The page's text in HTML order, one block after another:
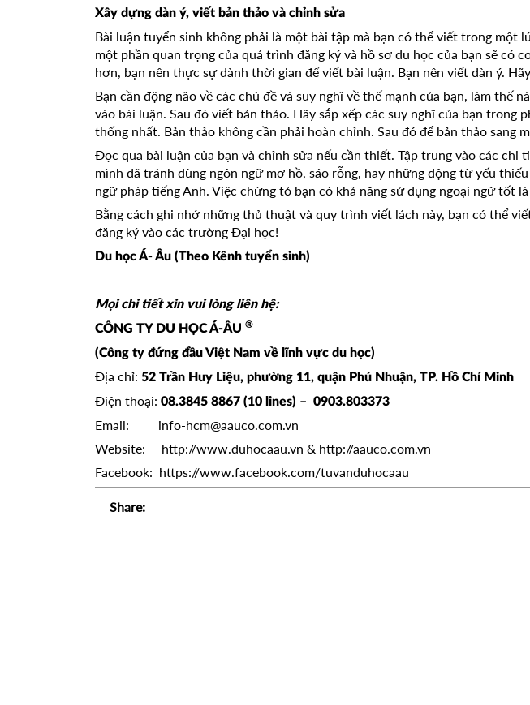
Xây dựng dàn ý, viết bản thảo và chỉnh sửa
Bài luận tuyển sinh không phải là một bài tập mà bạn có thể viết trong một
một phần quan trọng của quá trình đăng ký và hồ sơ du học của bạn sẽ có
hơn, bạn nên thực sự dành thời gian để viết bài luận. Bạn nên viết dàn ý.
Bạn cần động não về các chủ đề và suy nghĩ về thế mạnh của bạn, làm thế
vào bài luận. Sau đó viết bản thảo. Hãy sắp xếp các suy nghĩ của bạn trong
thống nhất. Bản thảo không cần phải hoàn chỉnh. Sau đó để bản thảo sang
Đọc qua bài luận của bạn và chỉnh sửa nếu cần thiết. Tập trung vào các chi
mình đã tránh dùng ngôn ngữ mơ hồ, sáo rỗng, hay những động từ yếu
ngữ pháp tiếng Anh. Việc chứng tỏ bạn có khả năng sử dụng ngoại ngữ tốt
Bằng cách ghi nhớ những thủ thuật và quy trình viết lách này, bạn có thể
đăng ký vào các trường Đại học!
Du học Á- Âu (Theo Kênh tuyển sinh)
Mọi chi tiết xin vui lòng liên hệ:
CÔNG TY DU HỌC Á-ÂU ®
(Công ty đứng đầu Việt Nam về lĩnh vực du học)
Địa chỉ: 52 Trần Huy Liệu, phường 11, quận Phú Nhuận, TP. Hồ Chí Minh
Điện thoại: 08.3845 8867 (10 lines) – 0903.803373
Email: info-hcm@aauco.com.vn
Website: http://www.duhocaau.vn & http://aauco.com.vn
Facebook: https://www.facebook.com/tuvanduhocaau
Share: